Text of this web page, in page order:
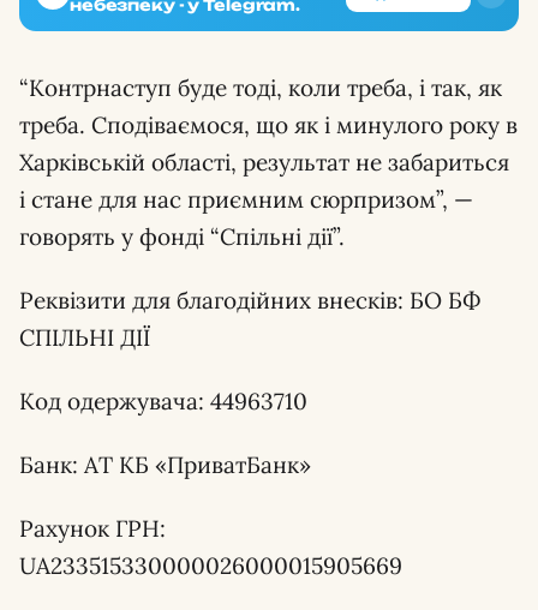
небезпеку - у Telegram.
“Контрнаступ буде тоді, коли треба, і так, як
треба. Сподіваємося, що як і минулого року в
Харківській області, результат не забариться
і стане для нас приємним сюрпризом”, —
говорять у фонді “Спільні дії”.
Реквізити для благодійних внесків: БО БФ
СПІЛЬНІ ДІЇ
Код одержувача: 44963710
Банк: АТ КБ «ПриватБанк»
Рахунок ГРН:
UA233515330000026000015905669